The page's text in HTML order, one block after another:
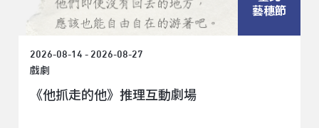
藝穗節
2026-08-14 - 2026-08-27
戲劇
《他抓走的他》推理互動劇場